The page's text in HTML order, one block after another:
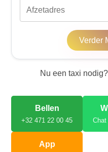
Verder
Nu een taxi
Bellen
+32 471 22 00 45
App